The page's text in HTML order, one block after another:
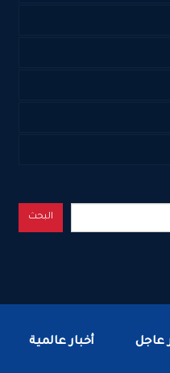
البحث
عاجل أخبار عالمية